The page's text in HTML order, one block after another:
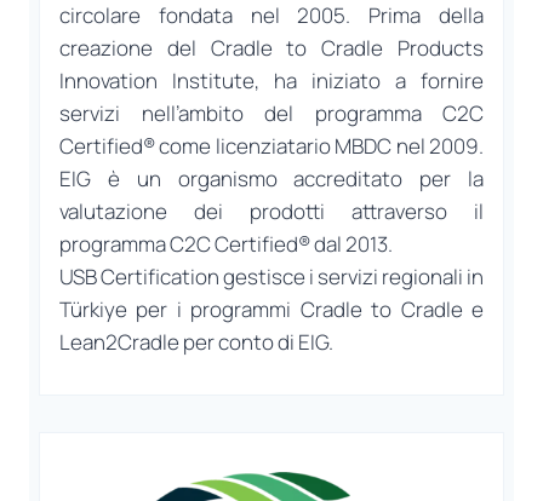
circolare fondata nel 2005. Prima della
creazione del Cradle to Cradle Products
Innovation Institute, ha iniziato a fornire
servizi nell’ambito del programma C2C
Certified® come licenziatario MBDC nel 2009.
EIG è un organismo accreditato per la
valutazione dei prodotti attraverso il
programma C2C Certified® dal 2013.
USB Certification gestisce i servizi regionali in
Türkiye per i programmi Cradle to Cradle e
Lean2Cradle per conto di EIG.